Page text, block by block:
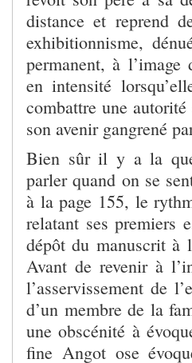
distance et reprend
exhibitionnisme,
permanent, à l’image
en intensité
combattre une
son avenir gangrené
Bien sûr il y a la
parler quand on se
à la page 155, le
relatant ses premiers
dépôt du manuscrit à
Avant de revenir à
l’asservissement de
d’un membre de la
une obscénité à
fine Angot ose